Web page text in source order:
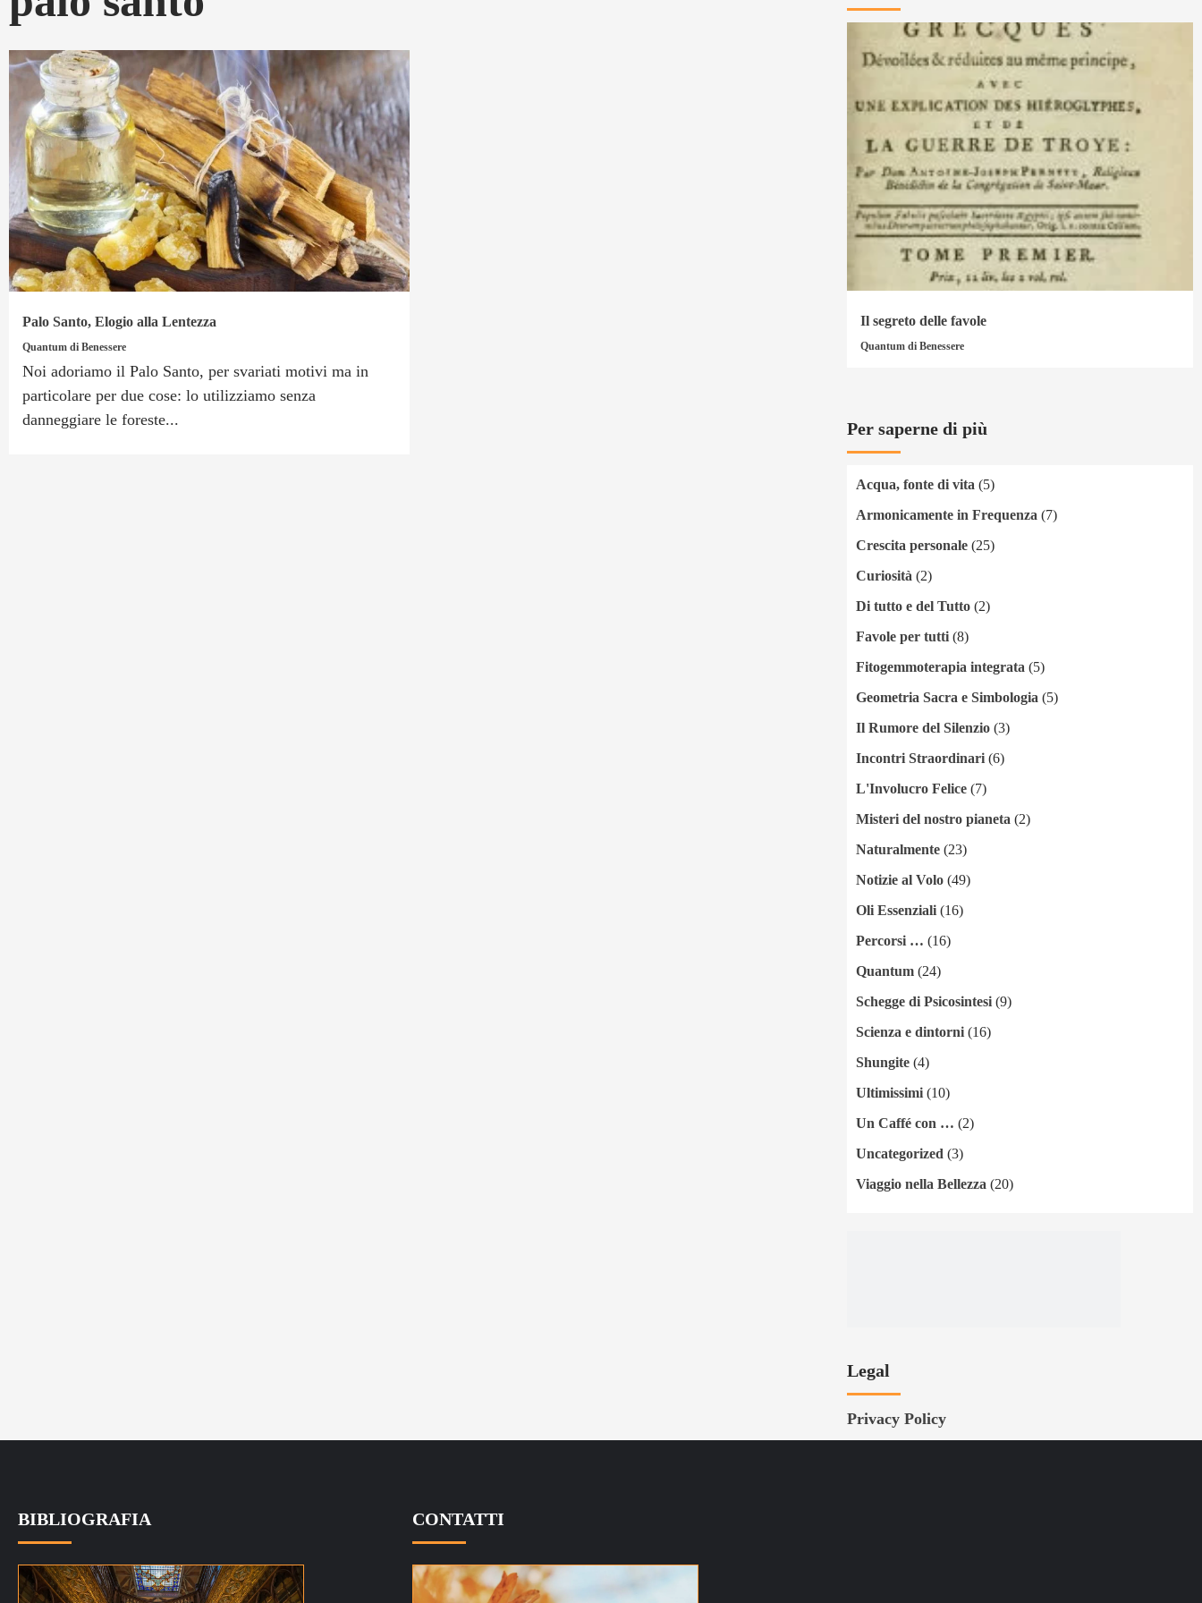
Palo Santo, Elogio alla Lentezza
Quantum di Benessere
Noi adoriamo il Palo Santo, per svariati motivi ma in
particolare per due cose: lo utilizziamo senza
danneggiare le foreste...
Il segreto delle favole
Quantum di Benessere
Per saperne di più
Acqua, fonte di vita(5)
Armonicamente in Frequenza(7)
Crescita personale(25)
Curiosità(2)
Di tutto e del Tutto(2)
Favole per tutti(8)
Fitogemmoterapia integrata(5)
Geometria Sacra e Simbologia(5)
Il Rumore del Silenzio(3)
Incontri Straordinari(6)
L'Involucro Felice(7)
Misteri del nostro pianeta(2)
Naturalmente(23)
Notizie al Volo(49)
Oli Essenziali(16)
Percorsi … (16)
Quantum(24)
Schegge di Psicosintesi(9)
Scienza e dintorni(16)
Shungite(4)
Ultimissimi(10)
Un Caffé con … (2)
Uncategorized(3)
Viaggio nella Bellezza(20)
Legal
Privacy Policy
BIBLIOGRAFIA CONTATTI